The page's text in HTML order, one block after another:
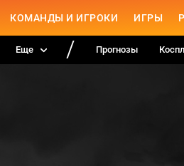
КОМАНДЫ И ИГРОКИ ИГРЫ
Еще Прогнозы